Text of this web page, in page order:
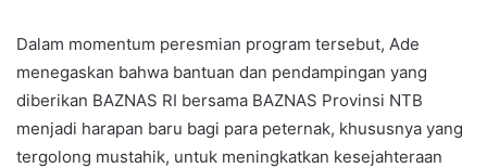
Dalam momentum peresmian program tersebut, Ade
menegaskan bahwa bantuan dan pendampingan yang
diberikan BAZNAS RI bersama BAZNAS Provinsi NTB
menjadi harapan baru bagi para peternak, khususnya yang
tergolong mustahik, untuk meningkatkan kesejahteraan